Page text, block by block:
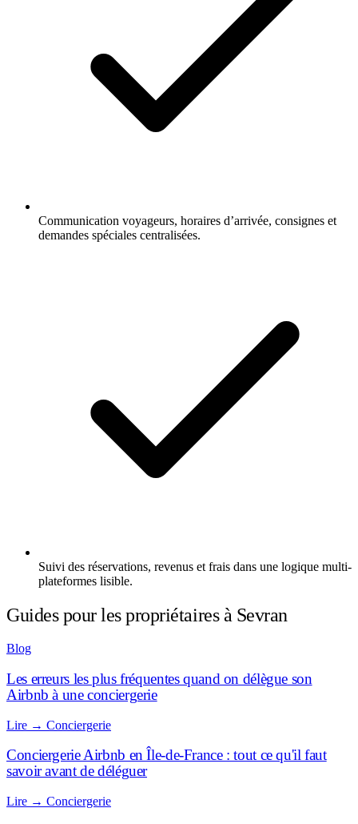
Communication voyageurs, horaires d’arrivée, consignes et
demandes spéciales centralisées.
Suivi des réservations, revenus et frais dans une logique multi-
plateformes lisible.
Guides pour les propriétaires à Sevran
Blog
Les erreurs les plus fréquentes quand on délègue son
Airbnb à une conciergerie
Lire → Conciergerie
Conciergerie Airbnb en Île-de-France : tout ce qu'il faut
savoir avant de déléguer
Lire → Conciergerie